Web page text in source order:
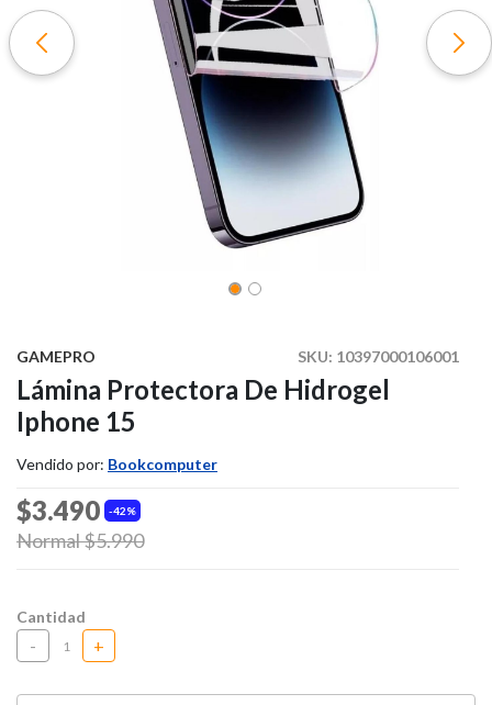
SKU: 10397000106001
GAMEPRO
Lámina Protectora De Hidrogel
Iphone 15
Vendido por: Bookcomputer
42%
$3.490
Price reduced from
Normal $5.990to
Cantidad
- +